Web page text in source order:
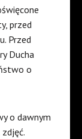
przed
Przed
Ducha
o
o dawnym